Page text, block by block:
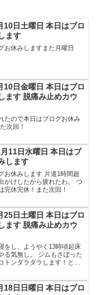
10日土曜日 本日はブロ
ます
お休みしますまた月曜日
10日金曜日 本日はブロ
ます 脱痛み止めカウ
たので本日はブログお休み
次回！
11日水曜日 本日はブ
します
お休みします 片道1時間超
かけしたから疲れたわ。 つ
完休完休！また次回！
25日土曜日 本日はブロ
ます 脱痛み止めカウ
をし、ようやく13時頃起床
る気無し。 ジムもさぼった
トンダラダラします！とい
18日日曜日 本日はブロ